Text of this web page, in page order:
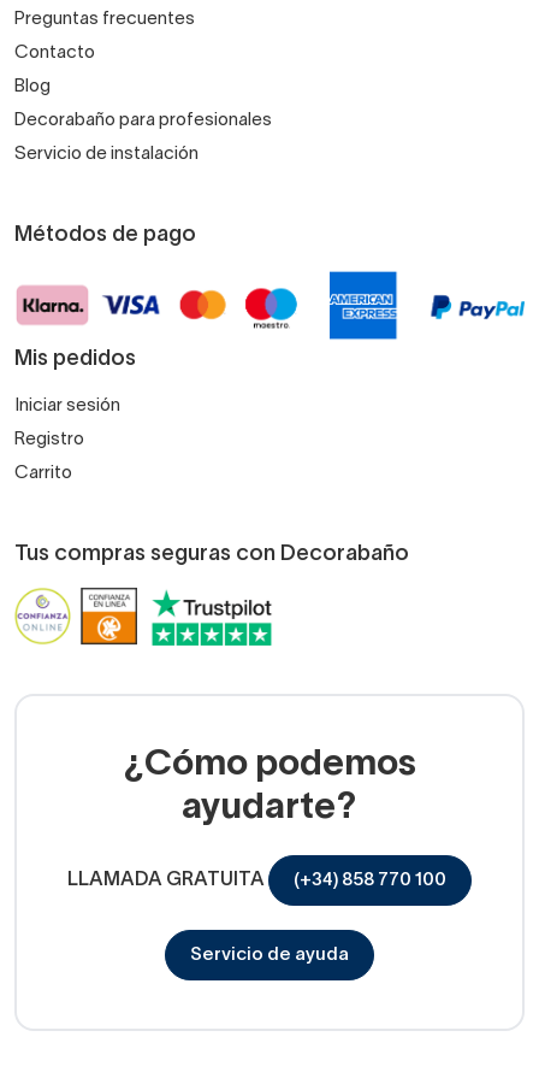
Preguntas frecuentes
Contacto
Blog
Decorabaño para profesionales
Servicio de instalación
Métodos de pago
Mis pedidos
Iniciar sesión
Registro
Carrito
Tus compras seguras con Decorabaño
¿Cómo podemos
ayudarte?
LLAMADA GRATUITA (+34) 858 770 100
Servicio de ayuda